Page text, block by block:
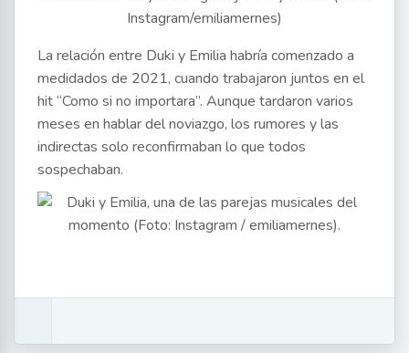
La relación entre Duki y Emilia habría comenzado a
medidados de 2021, cuando trabajaron juntos en el
hit “Como si no importara”. Aunque tardaron varios
meses en hablar del noviazgo, los rumores y las
indirectas solo reconfirmaban lo que todos
sospechaban.